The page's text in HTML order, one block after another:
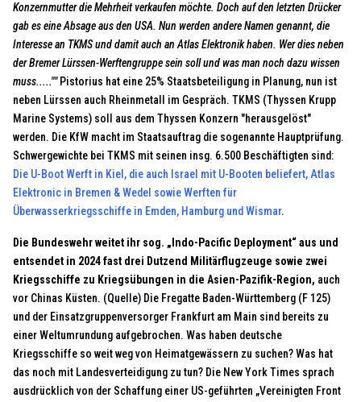
Konzernmutter die Mehrheit verkaufen möchte. Doch auf den letzten Drücker
gab es eine Absage aus den USA. Nun werden andere Namen genannt, die
Interesse an TKMS und damit auch an Atlas Elektronik haben. Wer dies neben
der Bremer Lürssen-Werftengruppe sein soll und was man noch dazu wissen
muss.....""Pistorius hat eine 25% Staatsbeteiligung in Planung, nun ist
neben Lürssen auch Rheinmetall im Gespräch. TKMS (Thyssen Krupp
Marine Systems) soll aus dem Thyssen Konzern "herausgelöst"
werden. Die KfW macht im Staatsauftrag die sogenannte Hauptprüfung.
Schwergewichte bei TKMS mit seinen insg. 6.500 Beschäftigten sind:
Die U-Boot Werft in Kiel, die auch Israel mit U-Booten beliefert, Atlas
Elektronic in Bremen & Wedel sowie Werften für
Überwasserkriegsschiffe in Emden, Hamburg und Wismar.
Die Bundeswehr weitet ihr sog. „Indo-Pacific Deployment“ aus und
entsendet in 2024 fast drei Dutzend Militärflugzeuge sowie zwei
Kriegsschiffe zu Kriegsübungen in die Asien-Pazifik-Region, auch
vor Chinas Küsten. (Quelle) Die Fregatte Baden-Württemberg (F 125)
und der Einsatzgruppenversorger Frankfurt am Main sind bereits zu
einer Weltumrundung aufgebrochen. Was haben deutsche
Kriegsschiffe so weit weg von Heimatgewässern zu suchen? Was hat
das noch mit Landesverteidigung zu tun? Die New York Times sprach
ausdrücklich von der Schaffung einer US-geführten „Vereinigten Front